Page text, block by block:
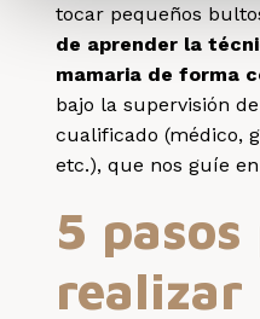
tocar pequeños
de aprender la
mamaria de forma
bajo la supervisión
cualificado (médico,
etc.), que nos guíe
5 pasos
realizar